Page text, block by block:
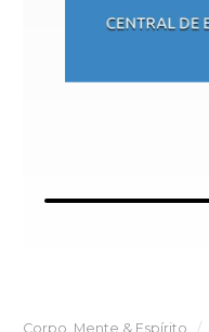
Corpo, Mente & Espírito